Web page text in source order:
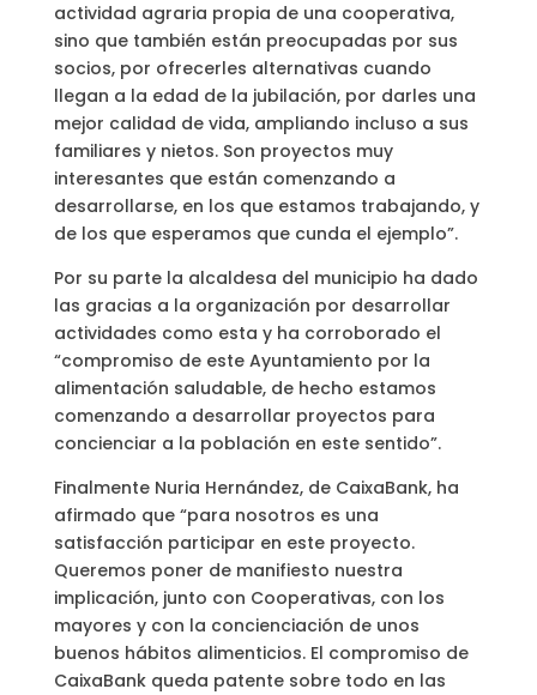
actividad agraria propia de una cooperativa,
sino que también están preocupadas por sus
socios, por ofrecerles alternativas cuando
llegan a la edad de la jubilación, por darles una
mejor calidad de vida, ampliando incluso a sus
familiares y nietos. Son proyectos muy
interesantes que están comenzando a
desarrollarse, en los que estamos trabajando, y
de los que esperamos que cunda el ejemplo”.
Por su parte la alcaldesa del municipio ha dado
las gracias a la organización por desarrollar
actividades como esta y ha corroborado el
“compromiso de este Ayuntamiento por la
alimentación saludable, de hecho estamos
comenzando a desarrollar proyectos para
concienciar a la población en este sentido”.
Finalmente Nuria Hernández, de CaixaBank, ha
afirmado que “para nosotros es una
satisfacción participar en este proyecto.
Queremos poner de manifiesto nuestra
implicación, junto con Cooperativas, con los
mayores y con la concienciación de unos
buenos hábitos alimenticios. El compromiso de
CaixaBank queda patente sobre todo en las